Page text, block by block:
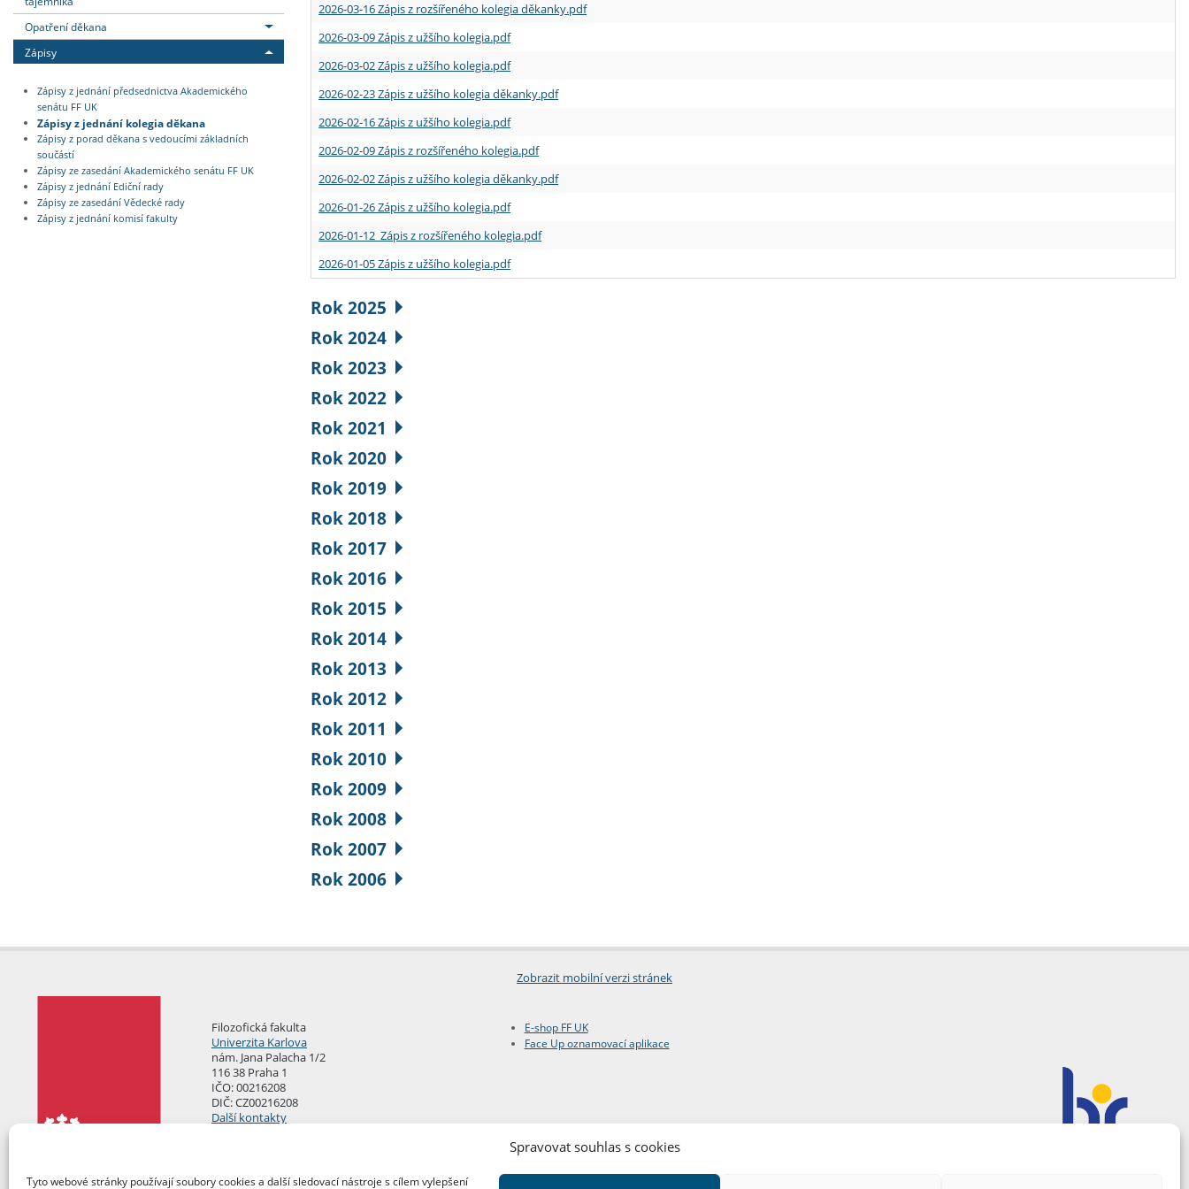
Spravovat souhlas s cookies
Tyto webové stránky používají soubory cookies a další sledovací nástroje s cílem vylepšení
Opatření děkana
Zápisy
Zápisy z jednání předsednictva Akademického
senátu FF UK
Zápisy z jednání kolegia děkana
Zápisy z porad děkana s vedoucími základních
součástí
Zápisy ze zasedání Akademického senátu FF UK
Zápisy z jednání Ediční rady
Zápisy ze zasedání Vědecké rady
Zápisy z jednání komisí fakulty
2026-03-16 Zápis z rozšířeného kolegia děkanky.pdf
2026-03-09 Zápis z užšího kolegia.pdf
2026-03-02 Zápis z užšího kolegia.pdf
2026-02-23 Zápis z užšího kolegia děkanky.pdf
2026-02-16 Zápis z užšího kolegia.pdf
2026-02-09 Zápis z rozšířeného kolegia.pdf
2026-02-02 Zápis z užšího kolegia děkanky.pdf
2026-01-26 Zápis z užšího kolegia.pdf
2026-01-12 Zápis z rozšířeného kolegia.pdf
2026-01-05 Zápis z užšího kolegia.pdf
Rok 2025
Rok 2024
Rok 2023
Rok 2022
Rok 2021
Rok 2020
Rok 2019
Rok 2018
Rok 2017
Rok 2016
Rok 2015
Rok 2014
Rok 2013
Rok 2012
Rok 2011
Rok 2010
Rok 2009
Rok 2008
Rok 2007
Rok 2006
Zobrazit mobilní verzi stránek
Filozofická fakulta
Univerzita Karlova
nám. Jana Palacha 1/2
116 38 Praha 1
IČO: 00216208
DIČ: CZ00216208
Další kontakty
E-shop FF UK
Face Up oznamovací aplikace